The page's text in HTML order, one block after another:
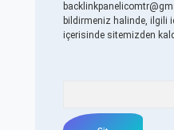
bildirmeniz halinde, ilgili
içerisinde sitemizden